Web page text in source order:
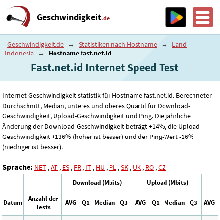
Geschwindigkeit.de
Geschwindigkeit.de → Statistiken nach Hostname →
Land
Indonesia → Hostname fast.net.id
Fast.net.id Internet Speed ​​Test
Internet-Geschwindigkeit statistik für Hostname fast.net.id. Berechneter
Durchschnitt, Median, unteres und oberes Quartil für Download-
Geschwindigkeit, Upload-Geschwindigkeit und Ping. Die jährliche
Änderung der Download-Geschwindigkeit beträgt +14%, die Upload-
Geschwindigkeit +136% (höher ist besser) und der Ping-Wert -16%
(niedriger ist besser).
Sprache: NET ,AT , ES , FR , IT , HU , PL ,SK , UK , RO ,CZ
Download (Mbits) Upload (Mbits)
Datum
Anzahl der
Tests
AVG Q1 Median Q3 AVG Q1 Median Q3 AVG